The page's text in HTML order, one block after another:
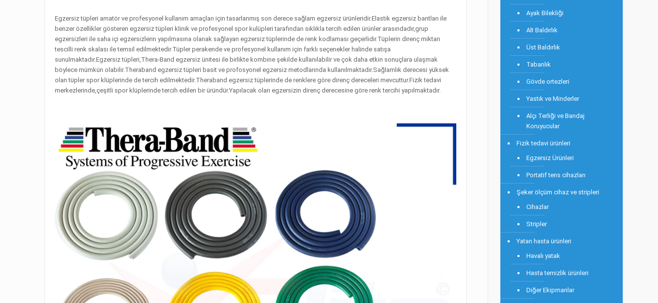
Egzersiz tüpleri amatör ve profesyonel kullanım amaçları için tasarlanmış son derece sağlam egzersiz ürünleridir.Elastik egzersiz bantları ile
benzer özellikler gösteren egzersiz tüpleri klinik ve profesyonel spor kulüpleri tarafından sıklıkla tercih edilen ürünler arasındadır,grup
egzersizleri ile saha içi egzersizlerin yapılmasına olanak sağlayan egzersiz tüplerinde de renk kodlaması geçerlidir.Tüplerin direnç miktarı
tescilli renk skalası ile temsil edilmektedir.Tüpler perakende ve profesyonel kullanım için farklı seçenekler halinde satışa
sunulmaktadır.Egzersiz tüpleri,Thera-Band egzersiz ünitesi ile birlikte kombine şekilde kullanılabilir ve çok daha etkin sonuçlara ulaşmak
böylece mümkün olabilir.Theraband egzersiz tüpleri basit ve profosyonel egzersiz metodlarında kullanılmaktadır.Sağlamlık derecesi yüksek
olan tüpler spor klüplerinde de tercih edilmektedir.Theraband egzersiz tüplerinde de renklere göre direnç dereceleri mevcuttur.Fizik tedavi
merkezlerinde,çeşitli spor klüplerinde tercih edilen bir üründür.Yapılacak olan egzersizin direnç derecesine göre renk tercihi yapılmaktadır.
Ayak Bilekliği
Alt Baldırlık
Üst Baldırlık
Tabanlık
Gövde ortezleri
Yastık ve Minderler
Alçı Terliği ve Bandaj
Koruyucular
Fizik tedavi ürünleri
Egzersiz Ürünleri
Portatif tens cihazları
Şeker ölçüm cihaz ve stripleri
Cihazlar
Stripler
Yatan hasta ürünleri
Havalı yatak
Hasta temizlik ürünleri
Diğer Ekipmanlar